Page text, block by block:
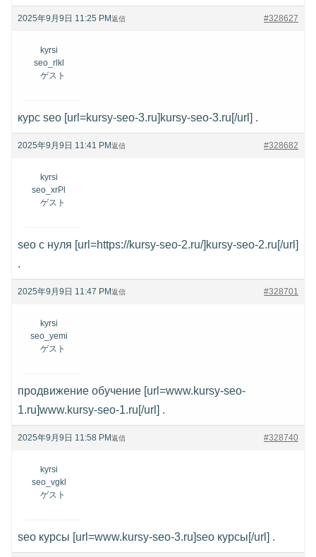
2025年9月9日 11:25 PM #328627
返信
kyrsi
seo_rlkl
ゲスト
курс seo [url=kursy-seo-3.ru]kursy-seo-3.ru[/url] .
2025年9月9日 11:41 PM #328682
返信
kyrsi
seo_xrPl
ゲスト
seo с нуля [url=https://kursy-seo-2.ru/]kursy-seo-2.ru[/url]
.
2025年9月9日 11:47 PM #328701
返信
kyrsi
seo_yemi
ゲスト
продвижение обучение [url=www.kursy-seo-
1.ru]www.kursy-seo-1.ru[/url] .
2025年9月9日 11:58 PM #328740
返信
kyrsi
seo_vgkl
ゲスト
seo курсы [url=www.kursy-seo-3.ru]seo курсы[/url] .